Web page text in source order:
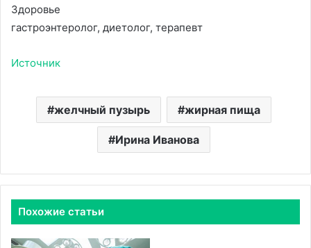
Здоровье
гастроэнтеролог, диетолог, терапевт
Источник
желчный пузырь жирная пища
Ирина Иванова
Похожие статьи